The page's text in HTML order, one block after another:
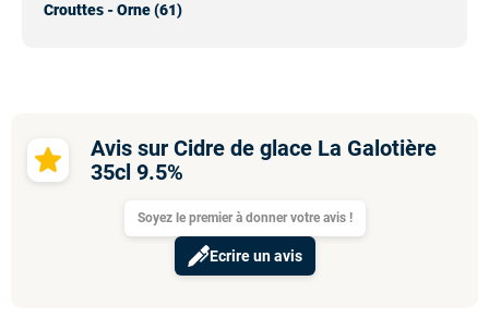
Crouttes - Orne (61)
Avis sur Cidre de glace La Galotière
35cl 9.5%
Soyez le premier à donner votre avis !
Ecrire un avis